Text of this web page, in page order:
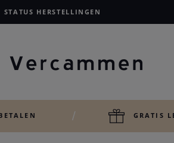
STATUS HERSTELLINGEN
GRATIS